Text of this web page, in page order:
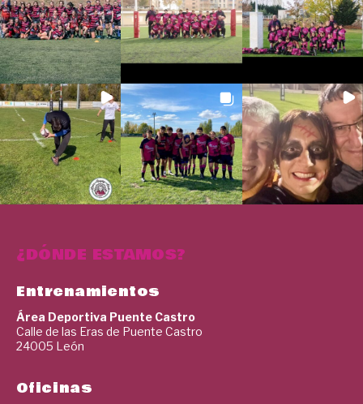
¿DÓNDE ESTAMOS?
Entrenamientos
Área Deportiva Puente Castro
Calle de las Eras de Puente Castro
24005 León
Oficinas